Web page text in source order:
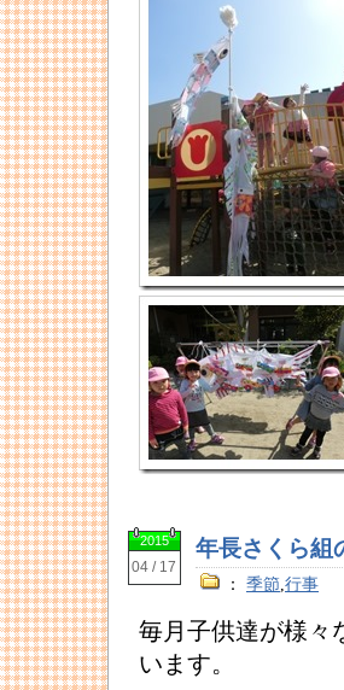
2015
04 / 17
年長さくら組
： 季節,行事
毎月子供達が様々
います。